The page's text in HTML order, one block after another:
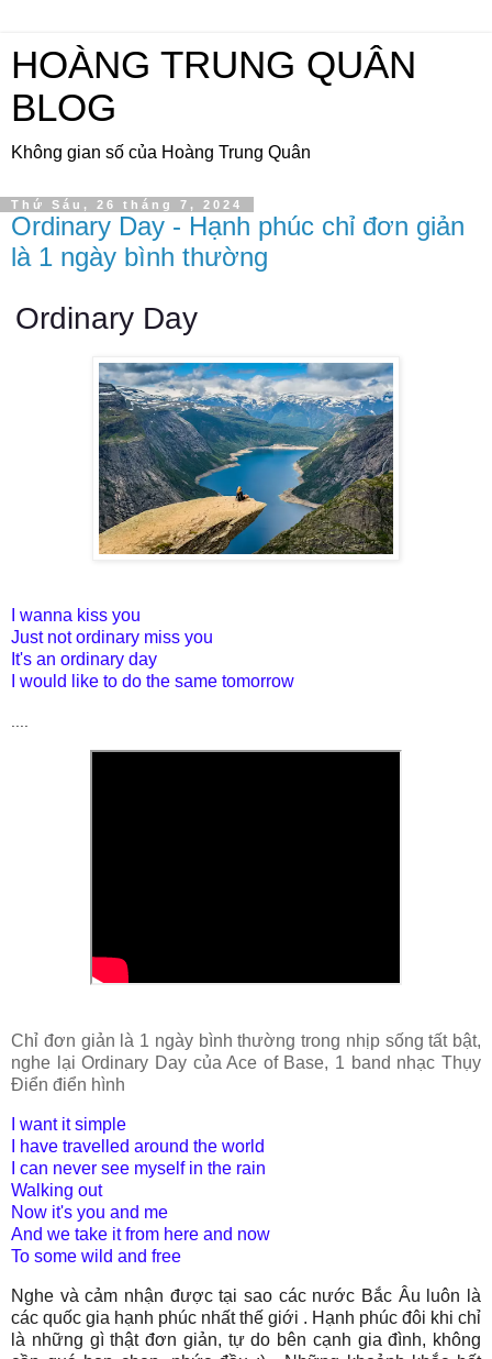
HOÀNG TRUNG QUÂN
BLOG
Không gian số của Hoàng Trung Quân
Thứ Sáu, 26 tháng 7, 2024
Ordinary Day - Hạnh phúc chỉ đơn giản
là 1 ngày bình thường
Ordinary Day
I wanna kiss you
Just not ordinary miss you
It's an ordinary day
I would like to do the same tomorrow
....
Chỉ đơn giản là 1 ngày bình thường trong nhịp sống tất bật,
nghe lại Ordinary Day của Ace of Base, 1 band nhạc Thụy
Điển điển hình
I want it simple
I have travelled around the world
I can never see myself in the rain
Walking out
Now it's you and me
And we take it from here and now
To some wild and free
Nghe và cảm nhận được tại sao các nước Bắc Âu luôn là
các quốc gia hạnh phúc nhất thế giới . Hạnh phúc đôi khi chỉ
là những gì thật đơn giản, tự do bên cạnh gia đình, không